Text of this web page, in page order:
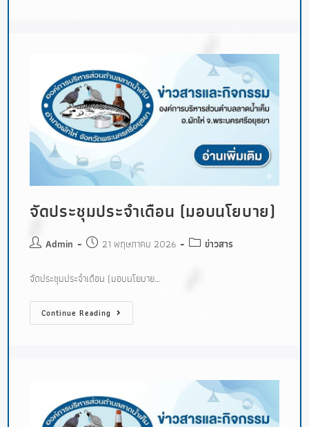
จัดประชุมประจำเดือน (มอบนโยบาย)
Admin 21 พฤษภาคม 2026 ข่าวสาร
จัดประชุมประจำเดือน (มอบนโยบาย…
Continue Reading